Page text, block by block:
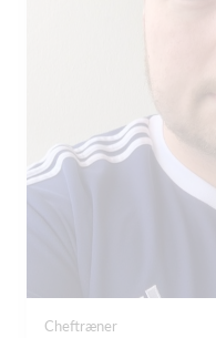
Cheftræner